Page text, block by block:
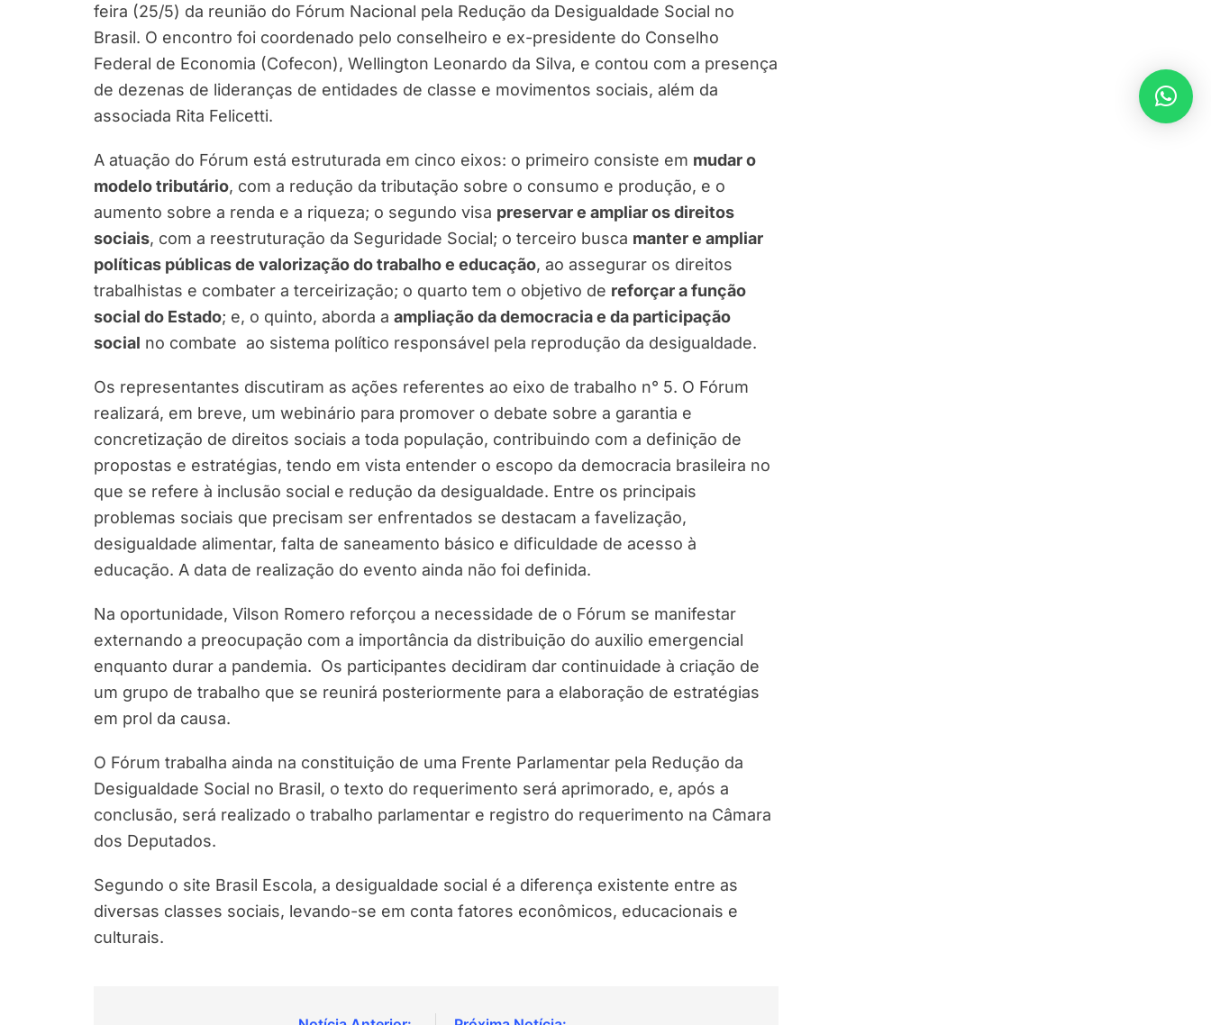
feira (25/5) da reunião do Fórum Nacional pela Redução da Desigualdade Social no
Brasil. O encontro foi coordenado pelo conselheiro e ex-presidente do Conselho
Federal de Economia (Cofecon), Wellington Leonardo da Silva, e contou com a presença
de dezenas de lideranças de entidades de classe e movimentos sociais, além da
associada Rita Felicetti.
A atuação do Fórum está estruturada em cinco eixos: o primeiro consiste em mudar o
modelo tributário, com a redução da tributação sobre o consumo e produção, e o
aumento sobre a renda e a riqueza; o segundo visa preservar e ampliar os direitos
sociais, com a reestruturação da Seguridade Social; o terceiro busca manter e ampliar
políticas públicas de valorização do trabalho e educação, ao assegurar os direitos
trabalhistas e combater a terceirização; o quarto tem o objetivo de reforçar a função
social do Estado; e, o quinto, aborda a ampliação da democracia e da participação
social no combate ao sistema político responsável pela reprodução da desigualdade.
Os representantes discutiram as ações referentes ao eixo de trabalho n° 5. O Fórum
realizará, em breve, um webinário para promover o debate sobre a garantia e
concretização de direitos sociais a toda população, contribuindo com a definição de
propostas e estratégias, tendo em vista entender o escopo da democracia brasileira no
que se refere à inclusão social e redução da desigualdade. Entre os principais
problemas sociais que precisam ser enfrentados se destacam a favelização,
desigualdade alimentar, falta de saneamento básico e dificuldade de acesso à
educação. A data de realização do evento ainda não foi definida.
Na oportunidade, Vilson Romero reforçou a necessidade de o Fórum se manifestar
externando a preocupação com a importância da distribuição do auxilio emergencial
enquanto durar a pandemia. Os participantes decidiram dar continuidade à criação de
um grupo de trabalho que se reunirá posteriormente para a elaboração de estratégias
em prol da causa.
O Fórum trabalha ainda na constituição de uma Frente Parlamentar pela Redução da
Desigualdade Social no Brasil, o texto do requerimento será aprimorado, e, após a
conclusão, será realizado o trabalho parlamentar e registro do requerimento na Câmara
dos Deputados.
Segundo o site Brasil Escola, a desigualdade social é a diferença existente entre as
diversas classes sociais, levando-se em conta fatores econômicos, educacionais e
culturais.